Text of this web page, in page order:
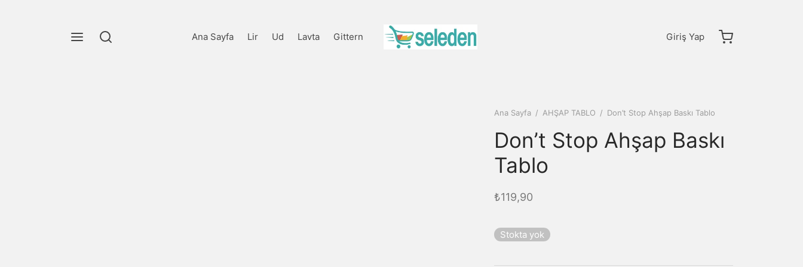
Ana Sayfa Lir Ud Lavta Gittern Giriş Yap
Ana Sayfa / AHŞAP TABLO / Don’t Stop Ahşap Baskı Tablo
Don’t Stop Ahşap Baskı
Tablo
₺119,90
Stokta yok